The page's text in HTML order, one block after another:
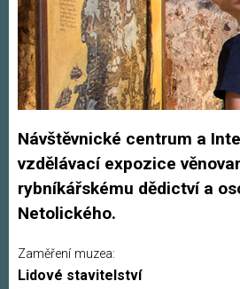
Návštěvnické centrum a
vzdělávací expozice
rybníkářskému dědictví a
Netolického.
Zaměření muzea:
Lidové stavitelství